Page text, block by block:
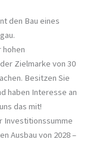
den Bau eines
Zielmarke von 30
Besitzen Sie
haben Interesse an
das mit!
Investitionssumme
Ausbau von 2028 –